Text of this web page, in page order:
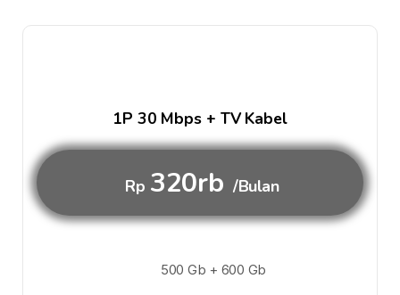
1P 30 Mbps + TV Kabel
Rp 320rb /Bulan
500 Gb + 600 Gb